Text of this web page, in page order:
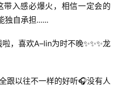
入感必爆火，相信一定会的
独自承担......
，喜欢A–lin为时不晚✨✨✨龙
跟以往不一样的好听🎧没有人